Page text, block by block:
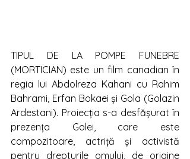
TIPUL DE LA POMPE FUNEBRE
(MORTICIAN) este un film canadian în
regia lui Abdolreza Kahani cu Rahim
Bahrami, Erfan Bokaei și Gola (Golazin
Ardestani). Proiecția s-a desfășurat în
prezența Golei, care este
compozitoare, actriță și activistă
pentru drepturile omului, de origine